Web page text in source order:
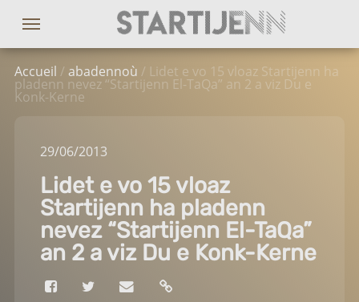
Accueil / abadennoù / Lidet e vo 15 vloaz Startijenn ha
pladenn nevez “Startijenn El-TaQa” an 2 a viz Du e
Konk-Kerne
29/06/2013
Lidet e vo 15 vloaz
Startijenn ha pladenn
nevez “Startijenn El-TaQa”
an 2 a viz Du e Konk-Kerne